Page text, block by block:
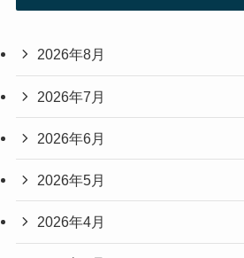
2026年8月
2026年7月
2026年6月
2026年5月
2026年4月